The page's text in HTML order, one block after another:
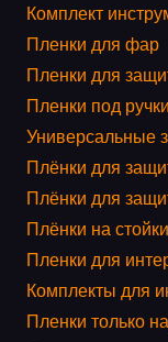
Комплект
Пленки для фар
Пленки для
Пленки под
Универсальные
Плёнки для
Плёнки для
Плёнки на
Пленки для
Комплекты для
Пленки только